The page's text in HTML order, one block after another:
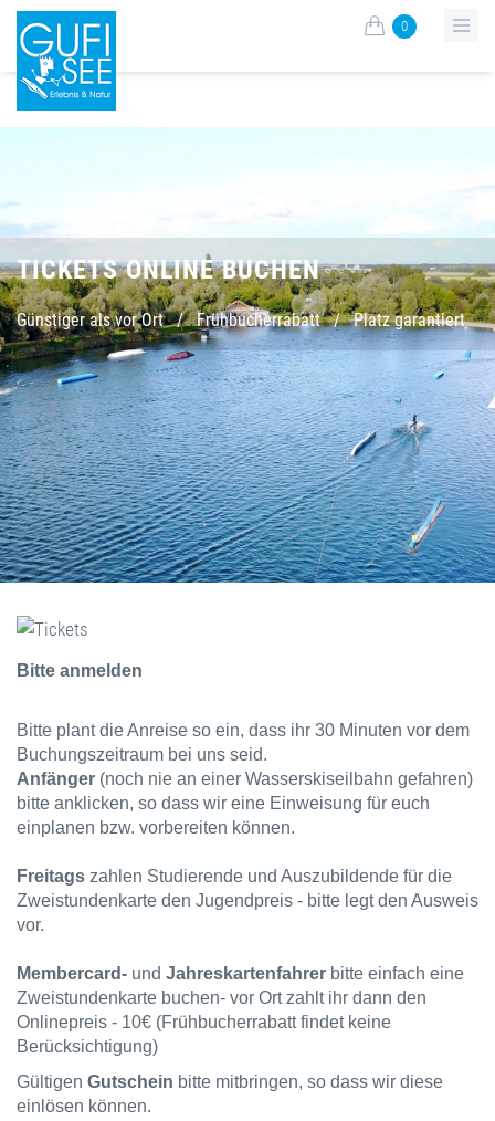
0
TICKETS ONLINE BUCHEN
Günstiger als vor Ort / Frühbucherrabatt / Platz garantiert
Bitte anmelden
Bitte plant die Anreise so ein, dass ihr 30 Minuten vor dem
Buchungszeitraum bei uns seid.
Anfänger (noch nie an einer Wasserskiseilbahn gefahren)
bitte anklicken, so dass wir eine Einweisung für euch
einplanen bzw. vorbereiten können.
Freitags zahlen Studierende und Auszubildende für die
Zweistundenkarte den Jugendpreis - bitte legt den Ausweis
vor.
Membercard- und Jahreskartenfahrer bitte einfach eine
Zweistundenkarte buchen- vor Ort zahlt ihr dann den
Onlinepreis - 10€ (Frühbucherrabatt findet keine
Berücksichtigung)
Gültigen Gutschein bitte mitbringen, so dass wir diese
einlösen können.